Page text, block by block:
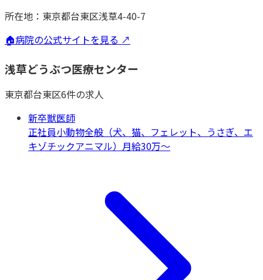
所在地： 東京都台東区浅草4-40-7
🏠病院の公式サイトを見る ↗
浅草どうぶつ医療センター
東京都台東区6件の求人
新卒獣医師
正社員小動物全般（犬、猫、フェレット、うさぎ、エ
キゾチックアニマル） 月給30万〜